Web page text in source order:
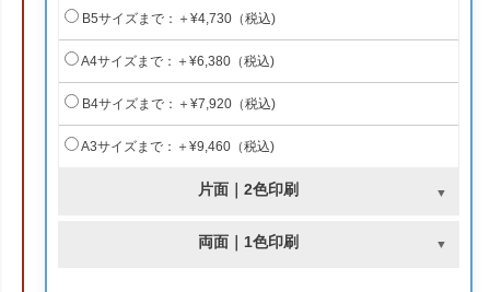
B5サイズまで：＋¥4,730（税込)
A4サイズまで：＋¥6,380（税込)
B4サイズまで：＋¥7,920（税込)
A3サイズまで：＋¥9,460（税込)
片面｜2色印刷
両面｜1色印刷